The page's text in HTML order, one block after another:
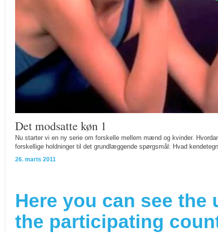
Det modsatte køn 1
Nu starter vi en ny serie om forskelle mellem mænd og kvinder.
forskellige holdninger til det grundlæggende spørgsmål: Hvad
26. marts 2011
Here you can see
the participating